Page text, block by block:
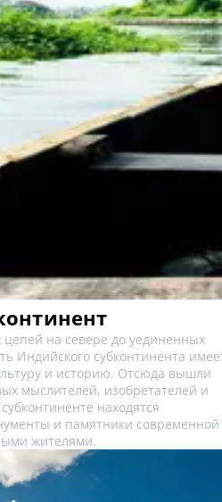
на севере до уединенных
Индийского субконтинента
и историю. Отсюда вышли
мыслителей, изобретателей и
находятся
и памятники современной
жителями.